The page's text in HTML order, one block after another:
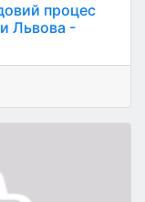
процес
Львова -